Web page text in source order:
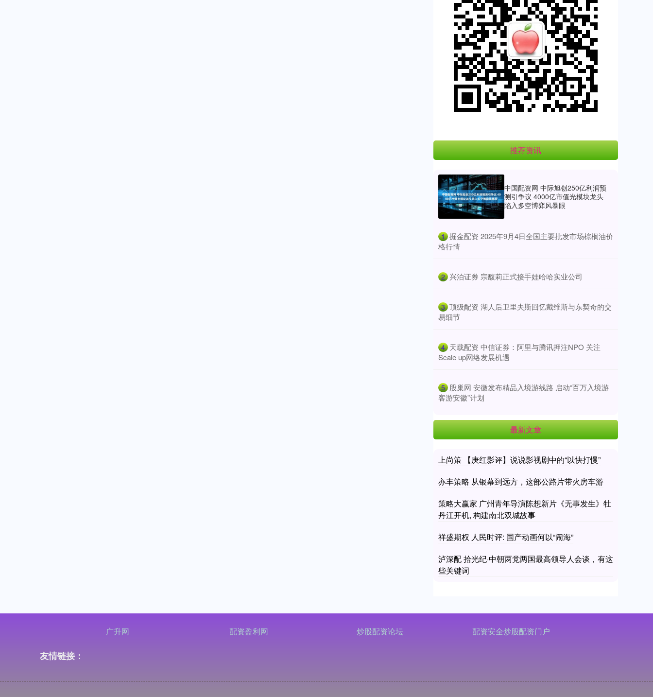
推荐资讯
中国配资网 中际旭创250亿利润预
测引争议 4000亿市值光模块龙头
陷入多空博弈风暴眼
1 ​掘金配资 2025年9月4日全国主要批发市场棕榈油价
格行情
2 ​兴泊证券 宗馥莉正式接手娃哈哈实业公司
3 ​顶级配资 湖人后卫里夫斯回忆戴维斯与东契奇的交
易细节
4 ​天载配资 中信证券：阿里与腾讯押注NPO 关注
Scale up网络发展机遇
5 ​股巢网 安徽发布精品入境游线路 启动“百万入境游
客游安徽”计划
最新文章
上尚策 【庚红影评】说说影视剧中的“以快打慢”
亦丰策略 从银幕到远方，这部公路片带火房车游
策略大赢家 广州青年导演陈想新片《无事发生》牡
丹江开机, 构建南北双城故事
祥盛期权 人民时评: 国产动画何以“闹海”
泸深配 拾光纪·中朝两党两国最高领导人会谈，有这
些关键词
广升网 配资盈利网 炒股配资论坛 配资安全炒股配资门户
友情链接：